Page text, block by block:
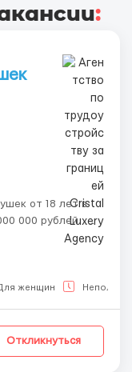
:
от 18 лет в
000 рублей. 📲
sms 8-992-208-
тебя
вопросы 24/7 и развеет твои страхи и сомнения! О...
женщин Неполная
Откликнуться